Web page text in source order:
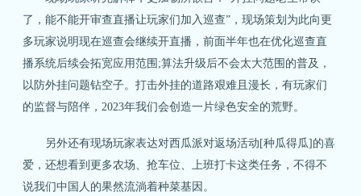
了，能不能开审查直播让玩家们加入巡查”，现场策划为此向更
多玩家说明现在巡查会继续开直播，前面半年也在优化巡查直
播系统后续会拓宽应用范围;算法升级后不会太大范围的普及，
以防外挂问题钻空子。打击外挂的道路艰难且漫长，有玩家们
的监督与陪伴，2023年我们会创造一片绿色安全的荒野。
另外还有现场玩家表达对西瓜派对返场活动[种瓜得瓜]的喜
爱，还想看到更多农场、抢车位、上班打卡这类任务，不得不
说我们中国人的果然流淌着种菜基因。